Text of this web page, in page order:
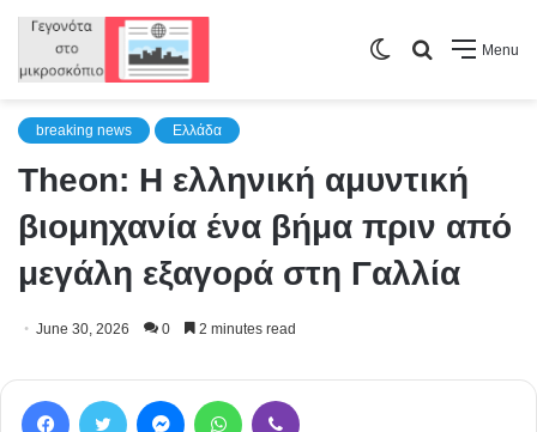
Menu
Search
Switch
breaking news Ελλάδα
Theon: Η ελληνική αμυντική
βιομηχανία ένα βήμα πριν από
μεγάλη εξαγορά στη Γαλλία
June 30, 2026 0 2 minutes read